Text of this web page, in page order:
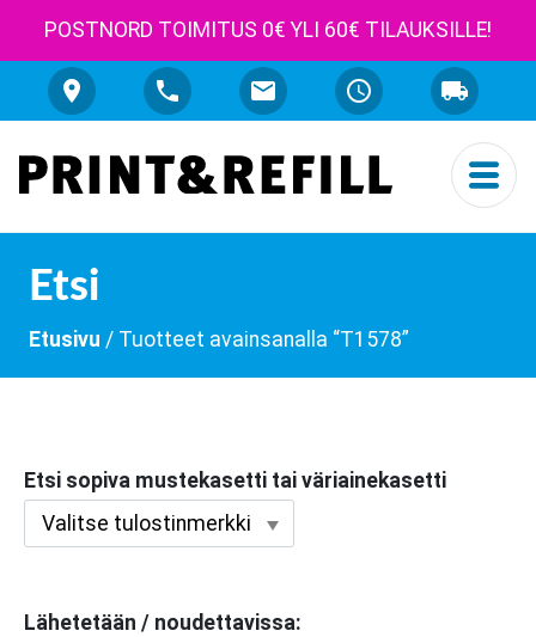
POSTNORD TOIMITUS 0€ YLI 60€ TILAUKSILLE!
Etsi
Etusivu / Tuotteet avainsanalla “T1578”
Etsi sopiva mustekasetti tai väriainekasetti
Lähetetään / noudettavissa: